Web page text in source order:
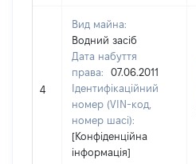
4
Вид майна:
Водний засіб
Дата набуття
права:
07.06.2011
Ідентифікаційний
номер (VIN-код,
номер шасі):
[Конфіденційна
інформація]